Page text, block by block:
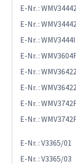
E-Nr. :
E-Nr. :
E-Nr. :
E-Nr. :
E-Nr. :
E-Nr. :
E-Nr. :
E-Nr. :
E-Nr. : V3365/01
E-Nr. : V3365/03